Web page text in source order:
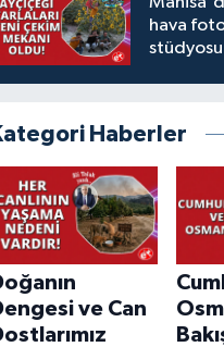
hava
Haberler
ve Can